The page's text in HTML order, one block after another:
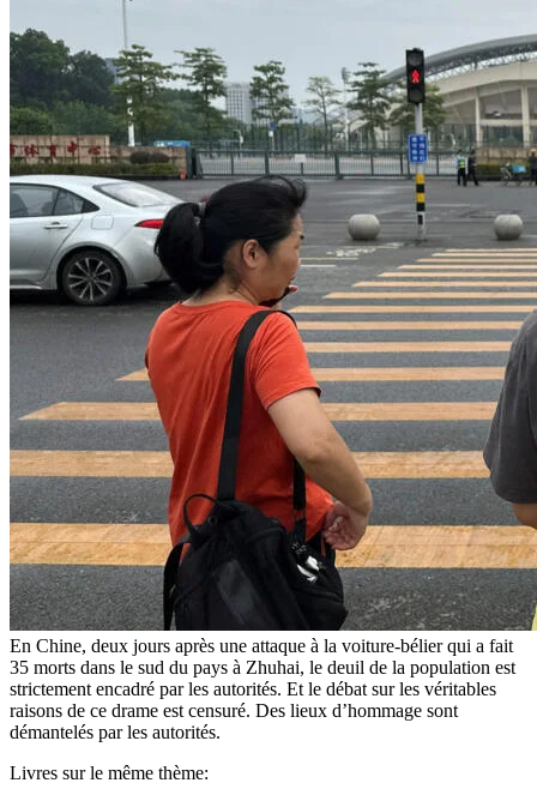
En Chine, deux jours après une attaque à la voiture-bélier qui a fait
35 morts dans le sud du pays à Zhuhai, le deuil de la population est
strictement encadré par les autorités. Et le débat sur les véritables
raisons de ce drame est censuré. Des lieux d’hommage sont
démantelés par les autorités.
Livres sur le même thème: